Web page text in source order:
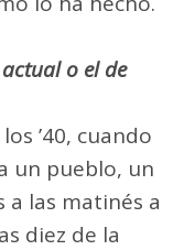
o el de
’40, cuando
un pueblo, un
a las matinés a
diez de la